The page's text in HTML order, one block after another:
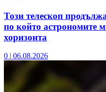
Този телескоп
по който астрономите
хоризонта
0 | 06.08.2026